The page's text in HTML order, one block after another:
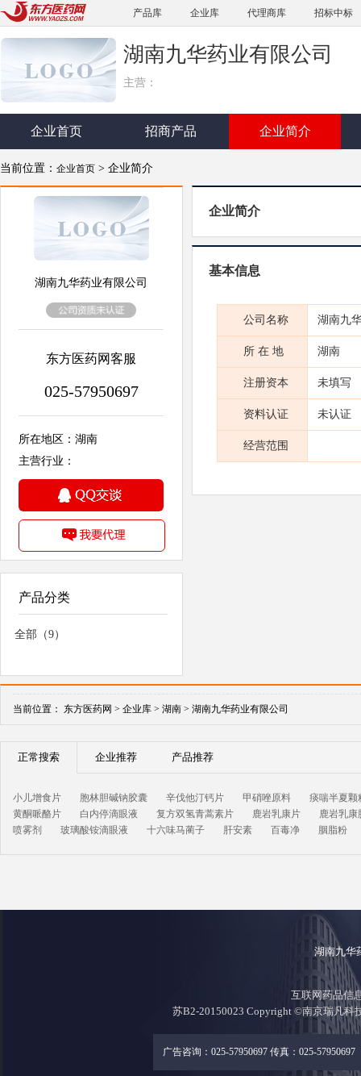
产品库 企业库 代理商库 招标中标
湖南九华药业有限公司
主营：
企业首页 招商产品 企业简介
当前位置： 企业首页 > 企业简介
湖南九华药业有限公司
东方医药网客服
025-57950697
所在地区：湖南
主营行业：
产品分类
全部（9）
企业简介
基本信息
公司名称 湖南九
所 在 地 湖南
注册资本 未填写
资料认证 未认证
经营范围
当前位置： 东方医药网 > 企业库 > 湖南 > 湖南九华药业有限公司
正常搜索 企业推荐 产品推荐
小儿增食片 胞林胆碱钠胶囊 辛伐他汀钙片 甲硝唑原料
痰喘半夏颗
黄酮哌酪片
白内停滴眼液 复方双氢青蒿素片 鹿岩乳康片
鹿岩乳康
喷雾剂
玻璃酸铵滴眼液 十六味马蔺子 肝安素 百毒净 胭脂粉
湖南九华
互联网药品信
苏B2-20150023 Copyright ©南京瑞凡科
广告咨询：025-57950697 传真：025-57950697